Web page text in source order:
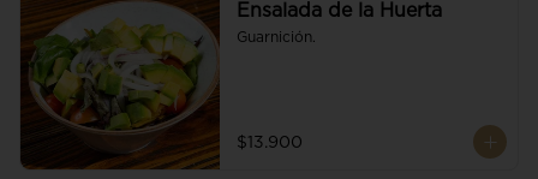
Ensalada de la Huerta
Guarnición.
$13.900